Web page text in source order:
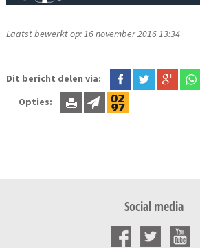
Laatst bewerkt op: 16 november 2016 13:34
Dit bericht delen via:
Opties:
Social media